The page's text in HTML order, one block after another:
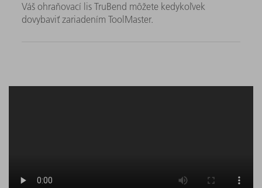
Váš ohraňovací lis TruBend môžete kedykoľvek
dovybaviť zariadením ToolMaster.